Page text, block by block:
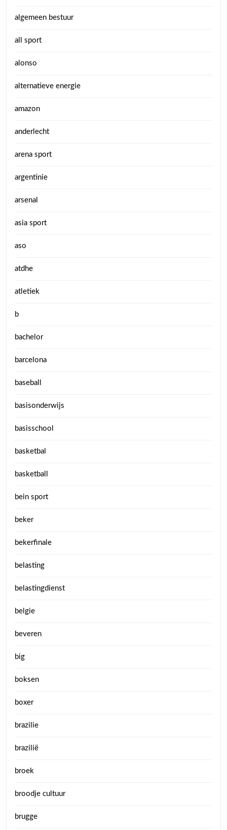
algemeen bestuur
all sport
alonso
alternatieve energie
amazon
anderlecht
arena sport
argentinie
arsenal
asia sport
aso
atdhe
atletiek
b
bachelor
barcelona
baseball
basisonderwijs
basisschool
basketbal
basketball
bein sport
beker
bekerfinale
belasting
belastingdienst
belgie
beveren
big
boksen
boxer
brazilie
brazilië
broek
broodje cultuur
brugge